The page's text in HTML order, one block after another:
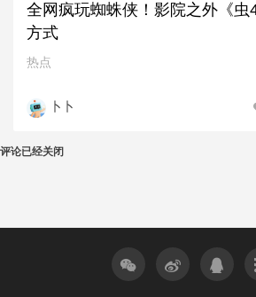
全网疯玩蜘蛛侠！影院之外《虫
方式
热点
卜卜
评论已经关闭